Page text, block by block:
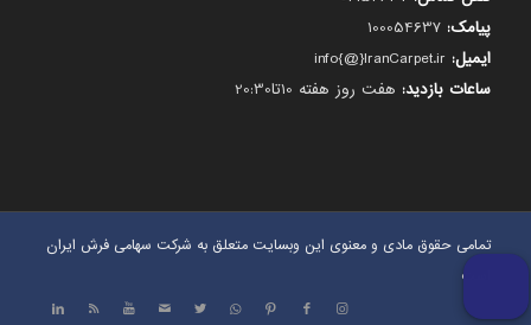
پیامک:
ایمیل:
ساعات بازدید: هفت روز هفته 10تا20:30
تمامی حقوق مادی و معنوی این وبسایت متعلق به شرکت سهامی فرش ایران
است